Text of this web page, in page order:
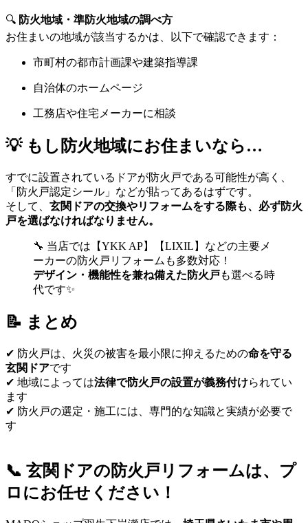
🔍 防火地域・準防火地域の調べ方
お住まいの地域が該当するかは、以下で確認できます：
市町村の都市計画課や建築指導課
自治体のホームページ
工務店や住宅メーカーに相談
💡 もし防火地域にお住まいなら…
すでに設置されているドアが防火戸である可能性が高く、
「防火戸認定シール」などが貼ってあるはずです。
そして、 玄関ドアの交換やリフォームをする際も、必ず防火
戸を選ばなければなりません。
🔧 当店では【YKK AP】【LIXIL】などの主要メ
ーカーの防火戸リフォームも多数対応！
デザイン・機能性を兼ね備えた防火戸も選べる時
代です✨
📝 まとめ
✔ 防火戸は、火災の被害を最小限に抑えるための命を守る
玄関ドアです
✔ 地域によっては法律で防火戸の設置が義務付けられてい
ます
✔ 防火戸の選定・施工には、専門的な知識と実績が必要で
す
📞 玄関ドアの防火戸リフォームは、プ
ロにお任せください！